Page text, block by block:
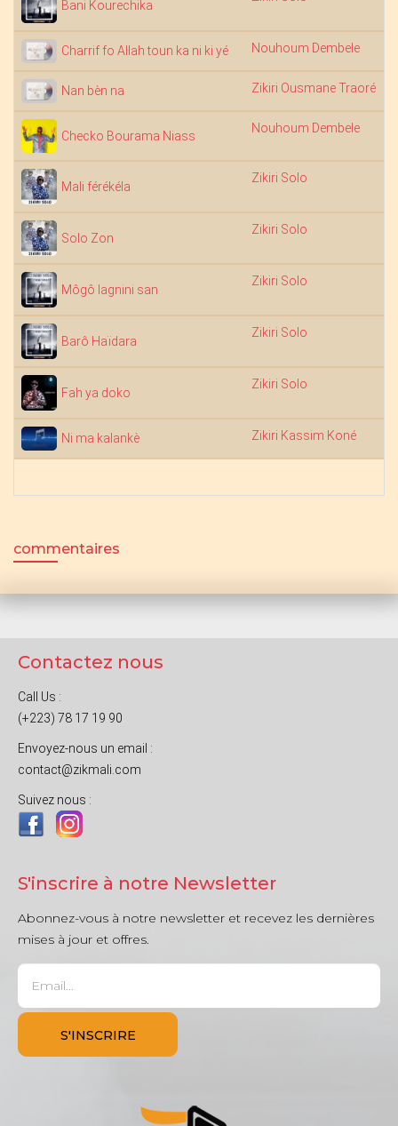
Bani Kourechika
Charrif fo Allah toun ka ni ki yé Nouhoum Dembele
Nan bèn na Zikiri Ousmane Traoré
Checko Bourama Niass
Nouhoum Dembele
Mali férékéla
Zikiri Solo
Solo Zon
Zikiri Solo
Môgô lagnini san
Zikiri Solo
Barô Haïdara
Zikiri Solo
Fah ya doko
Zikiri Solo
Ni ma kalankè Zikiri Kassim Koné
commentaires
Contactez nous
Call Us :
(+223) 78 17 19 90
Envoyez-nous un email :
contact@zikmali.com
Suivez nous :
S'inscrire à notre Newsletter
Abonnez-vous à notre newsletter et recevez les dernières
mises à jour et offres.